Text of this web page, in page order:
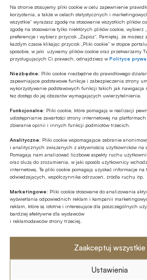
Na stronie stosujemy pliki cookie w celu zapewnienie
korzystania, a także w celach statystycznych i
wszystkie” wyrażasz zgodę na stosowanie wszystkich plików
zgodę na stosowanie tylko niektórych plików cookie, wybierz
preferencje i wybierz przycisk „Zapisz”. Pamiętaj, że możesz
każdym czasie klikając przycisk „Pliki cookie” w stopce
sposobie, w jaki używamy plików cookie oraz przetwarzamy
przysługujących Ci prawach, odnajdziesz wPolityce
Niezbędne: Pliki cookie niezbędne do prawidłowego
zapewniające podstawowe funkcje i zabezpieczenia strony
wykorzystywanie podstawowych funkcji takich jak
tez dostęp do jej obszarów wymagających uwierzytelnienia.
Funkcjonalne: Pliki cookie, które pomagają w realizacji
udostępnianie zawartości strony internetowej na platformach
zbieranie opinii i innych funkcji podmiotów trzecich.
Analityczne: Pliki cookie wspomagające zebranie
i analitycznych związanych z aktywnością użytkowników na
Pomagają nam analizować liczbowe aspekty ruchu
oraz służą do zrozumienia, w jaki sposób użytkownicy
internetową. Te pliki cookie pomagają uzyskać informacje na
odwiedzających, współczynnika odrzuceń, źródła ruchu itp.
Marketingowe: Pliki cookie stosowane do analizowania
wyświetlania odpowiednich reklam i kampanii
reklam, które są istotne i interesujące dla poszczególnych
bardziej efektywne dla wydawców
i reklamodawców strony trzeciej.
Zaakceptuj wszystkie
Ustawienia
Urząd Statystyczny (GUS).
Z rynku finansowego
30.06.2026 08:48
BIK o akcji kredytowej w maju ’26
W maju 2026 r., w porównaniu do maja
SKOK-i udzieliły więcej trzech rodzajów
mieszkaniowych (+46,9%), ratalnych
wydanych kart kredytowych (-11,3%).
Z rynku finansowego
26.06.2026 07:56
W maju więcej pożyczek
gotówkowych i ratalnych
Majowa wartość sprzedaży pożyczek
dni to 1,268 mld zł i była ona wyższa o
mniej r/r. Pożyczki te stanowiły 70%
przyznanych w maju tego roku
Średnia wartość pożyczki gotówkowej do
maju rok temu, poinformowało Biuro
STRONA 1 Z 91
Partnerzy działu